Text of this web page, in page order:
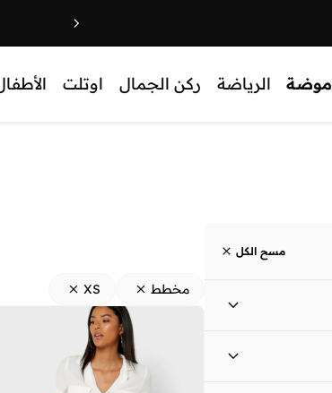
موضة الرياضة ركن الجمال اوتلت
مسح الكل
مخطط XS